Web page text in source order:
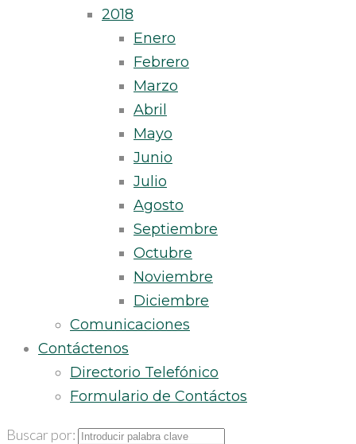
2018
Enero
Febrero
Marzo
Abril
Mayo
Junio
Julio
Agosto
Septiembre
Octubre
Noviembre
Diciembre
Comunicaciones
Contáctenos
Directorio Telefónico
Formulario de Contáctos
Buscar por: